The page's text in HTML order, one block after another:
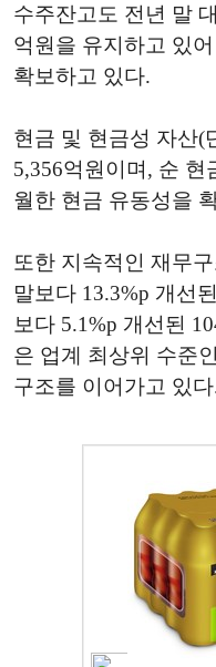
수주잔고도 전년 말
억원을 유지하고 있
확보하고 있다.
현금 및 현금성 자산(
5,356억원이며, 순 현
월한 현금 유동성을
또한 지속적인 재무
말보다 13.3%p 개선
보다 5.1%p 개선된
은 업계 최상위 수준
구조를 이어가고 있